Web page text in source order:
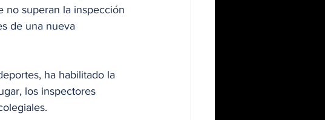
no superan la inspección
de una nueva
ha habilitado la
los inspectores